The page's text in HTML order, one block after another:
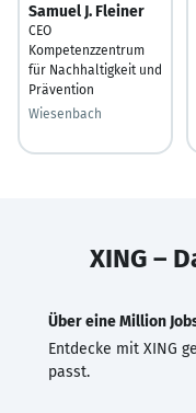
Samuel J. Fleiner
CEO
Kompetenzzentrum
für Nachhaltigkeit und
Prävention
Wiesenbach
XING –
Über eine Million
Entdecke mit XING
passt.